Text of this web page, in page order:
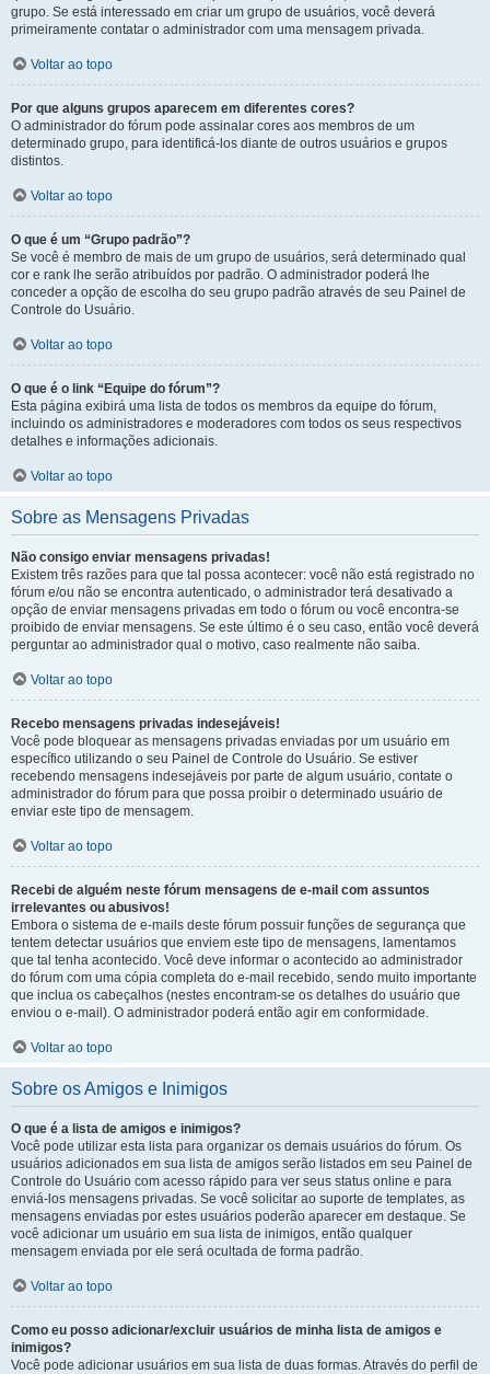
grupo. Se está interessado em criar um grupo de usuários, você deverá
primeiramente contatar o administrador com uma mensagem privada.
Voltar ao topo
Por que alguns grupos aparecem em diferentes cores?
O administrador do fórum pode assinalar cores aos membros de um
determinado grupo, para identificá-los diante de outros usuários e grupos
distintos.
Voltar ao topo
O que é um “Grupo padrão”?
Se você é membro de mais de um grupo de usuários, será determinado qual
cor e rank lhe serão atribuídos por padrão. O administrador poderá lhe
conceder a opção de escolha do seu grupo padrão através de seu Painel de
Controle do Usuário.
Voltar ao topo
O que é o link “Equipe do fórum”?
Esta página exibirá uma lista de todos os membros da equipe do fórum,
incluindo os administradores e moderadores com todos os seus respectivos
detalhes e informações adicionais.
Voltar ao topo
Sobre as Mensagens Privadas
Não consigo enviar mensagens privadas!
Existem três razões para que tal possa acontecer: você não está registrado no
fórum e/ou não se encontra autenticado, o administrador terá desativado a
opção de enviar mensagens privadas em todo o fórum ou você encontra-se
proibido de enviar mensagens. Se este último é o seu caso, então você deverá
perguntar ao administrador qual o motivo, caso realmente não saiba.
Voltar ao topo
Recebo mensagens privadas indesejáveis!
Você pode bloquear as mensagens privadas enviadas por um usuário em
específico utilizando o seu Painel de Controle do Usuário. Se estiver
recebendo mensagens indesejáveis por parte de algum usuário, contate o
administrador do fórum para que possa proibir o determinado usuário de
enviar este tipo de mensagem.
Voltar ao topo
Recebi de alguém neste fórum mensagens de e-mail com assuntos
irrelevantes ou abusivos!
Embora o sistema de e-mails deste fórum possuir funções de segurança que
tentem detectar usuários que enviem este tipo de mensagens, lamentamos
que tal tenha acontecido. Você deve informar o acontecido ao administrador
do fórum com uma cópia completa do e-mail recebido, sendo muito importante
que inclua os cabeçalhos (nestes encontram-se os detalhes do usuário que
enviou o e-mail). O administrador poderá então agir em conformidade.
Voltar ao topo
Sobre os Amigos e Inimigos
O que é a lista de amigos e inimigos?
Você pode utilizar esta lista para organizar os demais usuários do fórum. Os
usuários adicionados em sua lista de amigos serão listados em seu Painel de
Controle do Usuário com acesso rápido para ver seus status online e para
enviá-los mensagens privadas. Se você solicitar ao suporte de templates, as
mensagens enviadas por estes usuários poderão aparecer em destaque. Se
você adicionar um usuário em sua lista de inimigos, então qualquer
mensagem enviada por ele será ocultada de forma padrão.
Voltar ao topo
Como eu posso adicionar/excluir usuários de minha lista de amigos e
inimigos?
Você pode adicionar usuários em sua lista de duas formas. Através do perfil de